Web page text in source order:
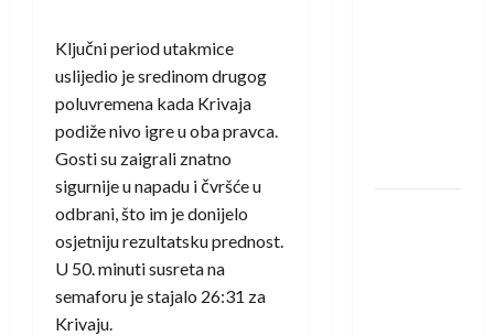
Ključni period utakmice
uslijedio je sredinom drugog
poluvremena kada Krivaja
podiže nivo igre u oba pravca.
Gosti su zaigrali znatno
sigurnije u napadu i čvršće u
odbrani, što im je donijelo
osjetniju rezultatsku prednost.
U 50. minuti susreta na
semaforu je stajalo 26:31 za
Krivaju.